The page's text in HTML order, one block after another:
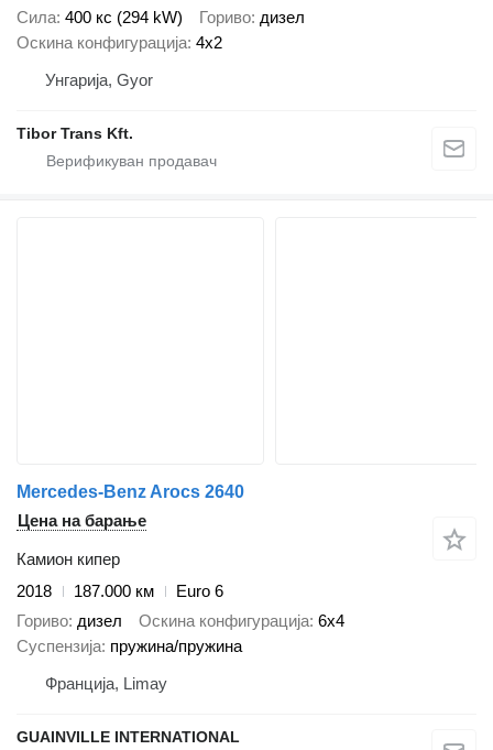
Сила 400 кс (294 kW) Гориво дизел
Оскина конфигурација 4x2
Унгарија, Gyor
Tibor Trans Kft.
Mercedes-Benz Arocs 2640
Цена на барање
Камион кипер
2018
187.000 км
Euro 6
Гориво дизел Оскина конфигурација 6x4
Суспензија пружина/пружина
Франција, Limay
GUAINVILLE INTERNATIONAL